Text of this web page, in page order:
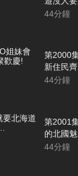
44分鐘
第2000
新住民
44分鐘
第2001
的北國
44分鐘